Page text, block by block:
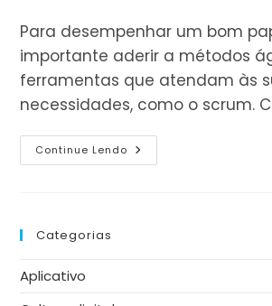
Para desempenhar um bom
importante aderir a métodos
ferramentas que atendam às
necessidades, como o scrum.
Continue Lendo O
Que
Categorias
Aplicativo